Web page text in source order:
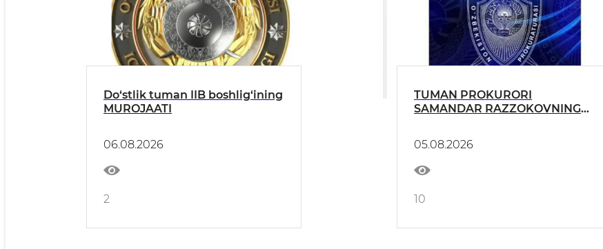
Do‘stlik tuman IIB boshlig‘ining
MUROJAATI
06.08.2026
2
TUMAN PROKURORI
SAMANDAR RAZZOKOVNING
05.08.2026
10